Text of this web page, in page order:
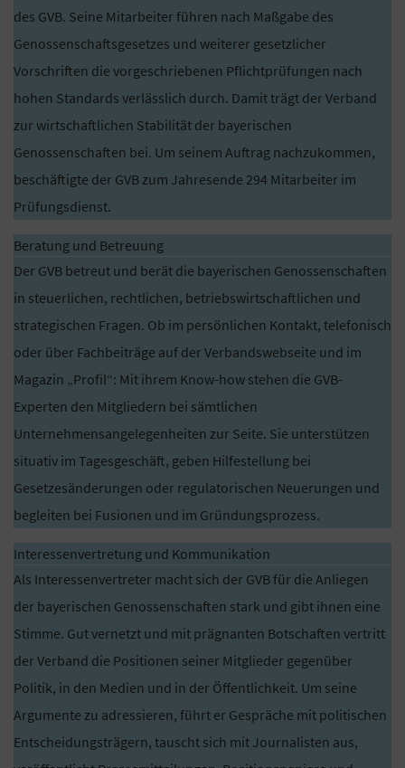
des GVB. Seine Mitarbeiter führen nach Maßgabe des
Genossenschaftsgesetzes und weiterer gesetzlicher
Vorschriften die vorgeschriebenen Pflichtprüfungen nach
hohen Standards verlässlich durch. Damit trägt der Verband
zur wirtschaftlichen Stabilität der bayerischen
Genossenschaften bei. Um seinem Auftrag nachzukommen,
beschäftigte der GVB zum Jahresende 294 Mitarbeiter im
Prüfungsdienst.
Beratung und Betreuung
Der GVB betreut und berät die bayerischen Genossenschaften
in steuerlichen, rechtlichen, betriebswirtschaftlichen und
strategischen Fragen. Ob im persönlichen Kontakt, telefonisch
oder über Fachbeiträge auf der Verbandswebseite und im
Magazin „Profil“: Mit ihrem Know-how stehen die GVB-
Experten den Mitgliedern bei sämtlichen
Unternehmensangelegenheiten zur Seite. Sie unterstützen
situativ im Tagesgeschäft, geben Hilfestellung bei
Gesetzesänderungen oder regulatorischen Neuerungen und
begleiten bei Fusionen und im Gründungsprozess.
Interessenvertretung und Kommunikation
Als Interessenvertreter macht sich der GVB für die Anliegen
der bayerischen Genossenschaften stark und gibt ihnen eine
Stimme. Gut vernetzt und mit prägnanten Botschaften vertritt
der Verband die Positionen seiner Mitglieder gegenüber
Politik, in den Medien und in der Öffentlichkeit. Um seine
Argumente zu adressieren, führt er Gespräche mit politischen
Entscheidungsträgern, tauscht sich mit Journalisten aus,